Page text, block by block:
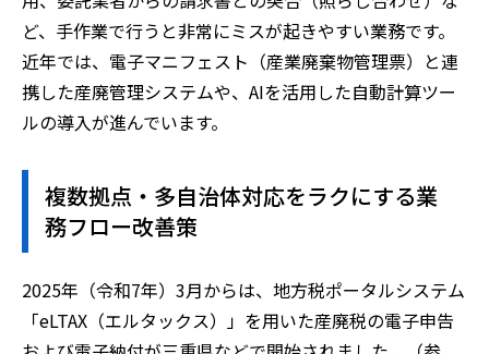
ど、手作業で行うと非常にミスが起きやすい業務です。
近年では、電子マニフェスト（産業廃棄物管理票）と連
携した産廃管理システムや、AIを活用した自動計算ツー
ルの導入が進んでいます。
複数拠点・多自治体対応をラクにする業
務フロー改善策
2025年（令和7年）3月からは、地方税ポータルシステム
「eLTAX（エルタックス）」を用いた産廃税の電子申告